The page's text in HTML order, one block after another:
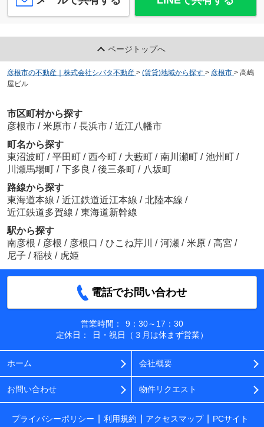
ページトップへ
彦根市の不動産｜株式会社シバタ不動産 > (賃貸)地域から探す > 彦根市 > 高嶋
屋ビル
市区町村から探す
彦根市 / 米原市 / 長浜市 / 近江八幡市
町名から探す
東沼波町 / 平田町 / 西今町 / 大藪町 / 南川瀬町 / 池州町 /
川瀬馬場町 / 下多良 / 後三条町 / 八坂町
路線から探す
東海道本線 / 近江鉄道近江本線 / 北陸本線 /
近江鉄道多賀線 / 東海道新幹線
駅から探す
南彦根 / 彦根 / 彦根口 / ひこね芹川 / 河瀬 / 米原 / 高宮 /
尼子 / 稲枝 / 虎姫
電話でお問い合わせ
営業時間：
9：30～17：30
定休日：
日・祝日（３月は休まず営業）
ホーム 会社概要
お問い合わせ 物件リクエスト
プライバシーポリシー 利用規約 アクセスマップ
PCサイト